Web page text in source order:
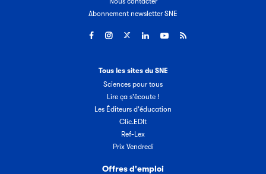
Abonnement newsletter SNE
Tous les sites du SNE
Sciences pour tous
Lire ça s'écoute !
Les Éditeurs d'éducation
Clic.EDIt
Ref-Lex
Prix Vendredi
Offres d'emploi